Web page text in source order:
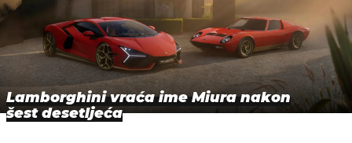
Lamborghini vraća ime Miura nakon
šest desetljeća